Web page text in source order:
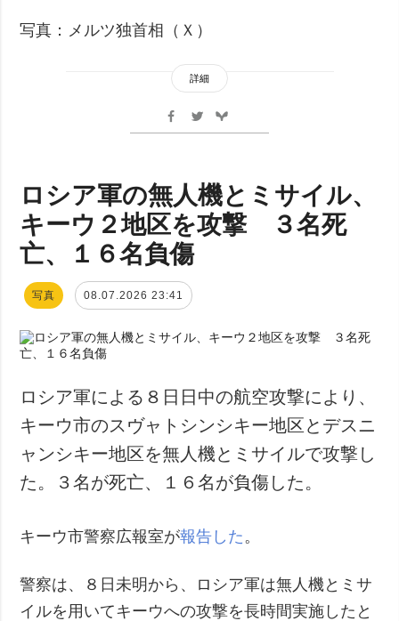
写真：メルツ独首相（Ｘ）
詳細
ロシア軍の無人機とミサイル、
キーウ２地区を攻撃 ３名死
亡、１６名負傷
写真 08.07.2026 23:41
ロシア軍による８日日中の航空攻撃により、
キーウ市のスヴャトシンシキー地区とデスニ
ャンシキー地区を無人機とミサイルで攻撃し
た。３名が死亡、１６名が負傷した。
キーウ市警察広報室が報告した 。
警察は、８日未明から、ロシア軍は無人機とミサ
イルを用いてキーウへの攻撃を長時間実施したと